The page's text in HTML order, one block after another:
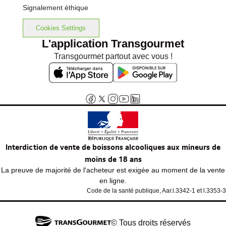
Signalement éthique
Cookies Settings
L'application Transgourmet
Transgourmet partout avec vous !
Interdiction de vente de boissons alcooliques aux mineurs de
moins de 18 ans
La preuve de majorité de l'acheteur est exigée au moment de la vente
en ligne.
Code de la santé publique, Aar.l.3342-1 et l.3353-3
© Tous droits réservés